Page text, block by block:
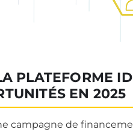
PLATEFORME
EN 2025
campagne de